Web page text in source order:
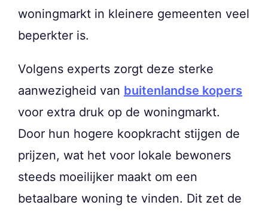
woningmarkt in kleinere gemeenten veel
beperkter is.
Volgens experts zorgt deze sterke
aanwezigheid van buitenlandse kopers
voor extra druk op de woningmarkt.
Door hun hogere koopkracht stijgen de
prijzen, wat het voor lokale bewoners
steeds moeilijker maakt om een
betaalbare woning te vinden. Dit zet de